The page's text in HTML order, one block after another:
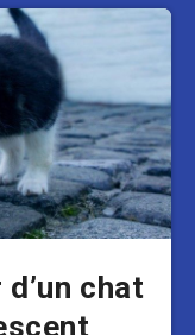
chat